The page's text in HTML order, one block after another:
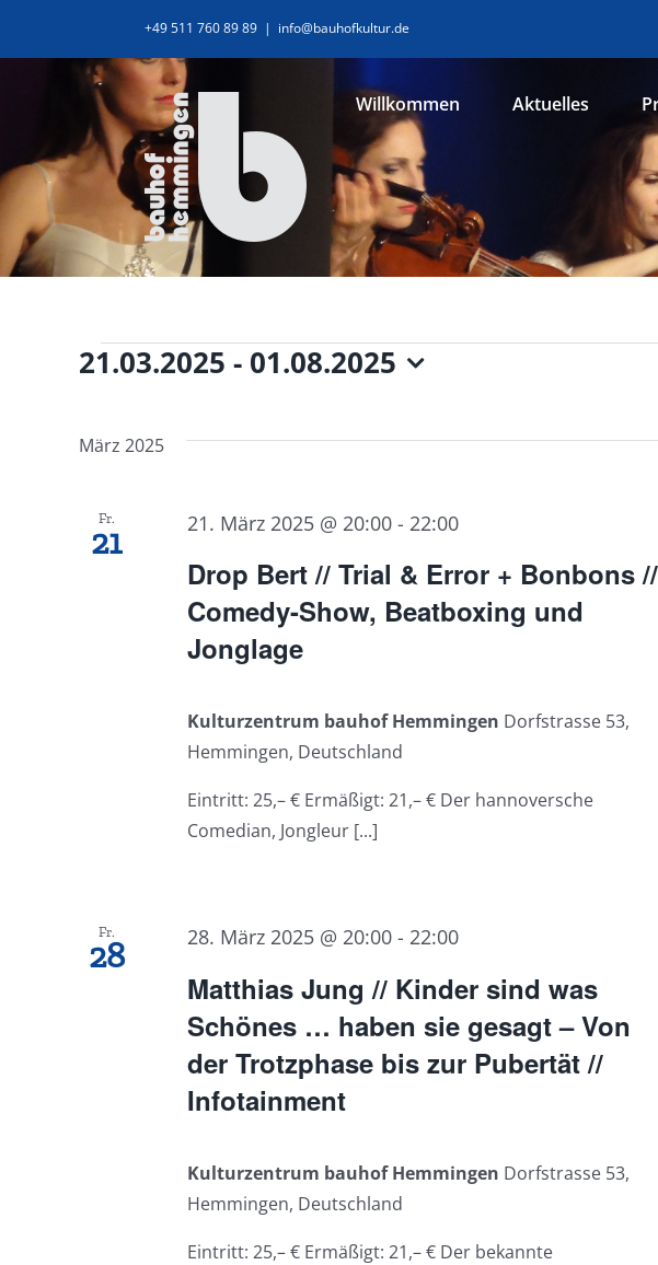
+49 511 760 89 89 | info@bauhofkultur.de
Willkommen Aktuelles
Veranstaltungen
21.03.2025 - 01.08.2025
März 2025
Fr.
21
Drop Bert // Trial & Error + Bonbons //
Comedy-Show, Beatboxing und
Jonglage
21. März 2025 @ 20:00- 22:00
Kulturzentrum bauhof Hemmingen Dorfstrasse 53,
Hemmingen, Deutschland
Eintritt: 25,– € Ermäßigt: 21,– € Der hannoversche
Comedian, Jongleur [...]
Fr.
28
Matthias Jung // Kinder sind was
Schönes … haben sie gesagt – Von
der Trotzphase bis zur Pubertät //
Infotainment
28. März 2025 @ 20:00- 22:00
Kulturzentrum bauhof Hemmingen Dorfstrasse 53,
Hemmingen, Deutschland
Eintritt: 25,– € Ermäßigt: 21,– € Der bekannte